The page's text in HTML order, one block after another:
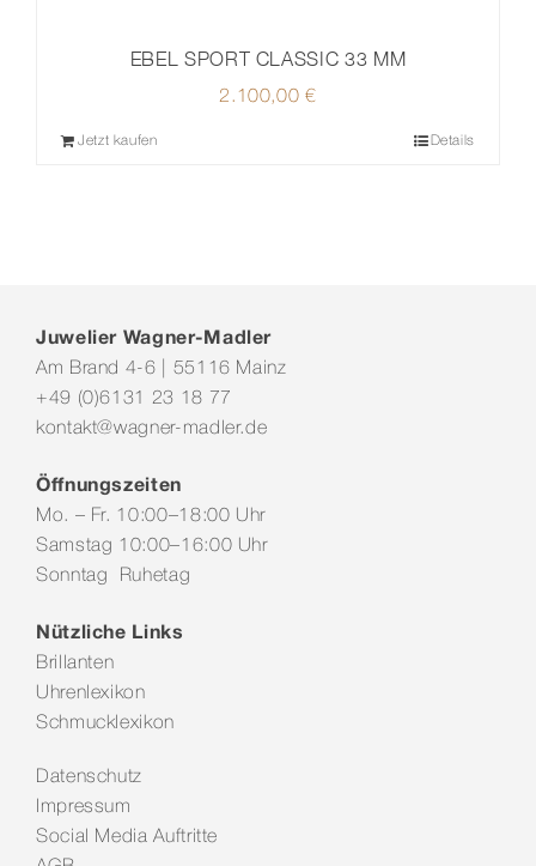
EBEL SPORT CLASSIC 33 MM
2.100,00€
Jetzt kaufen Details
Juwelier Wagner-Madler
Am Brand 4-6 | 55116 Mainz
+49 (0)6131 23 18 77
kontakt@wagner-madler.de
Öffnungszeiten
Mo. – Fr. 10:00–18:00 Uhr
Samstag 10:00–16:00 Uhr
Sonntag Ruhetag
Nützliche Links
Brillanten
Uhrenlexikon
Schmucklexikon
Datenschutz
Impressum
Social Media Auftritte